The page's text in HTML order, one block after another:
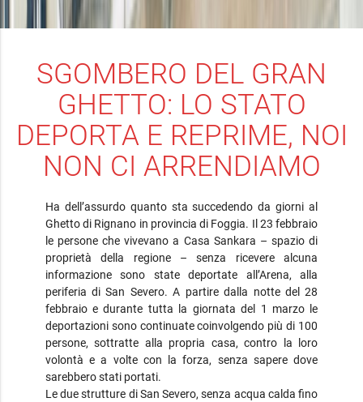
SGOMBERO DEL GRAN
GHETTO: LO STATO
DEPORTA E REPRIME, NOI
NON CI ARRENDIAMO
Ha dell’assurdo quanto sta succedendo da giorni al
Ghetto di Rignano in provincia di Foggia. Il 23 febbraio
le persone che vivevano a Casa Sankara – spazio di
proprietà della regione – senza ricevere alcuna
informazione sono state deportate all’Arena, alla
periferia di San Severo. A partire dalla notte del 28
febbraio e durante tutta la giornata del 1 marzo le
deportazioni sono continuate coinvolgendo più di 100
persone, sottratte alla propria casa, contro la loro
volontà e a volte con la forza, senza sapere dove
sarebbero stati portati.
Le due strutture di San Severo, senza acqua calda fino